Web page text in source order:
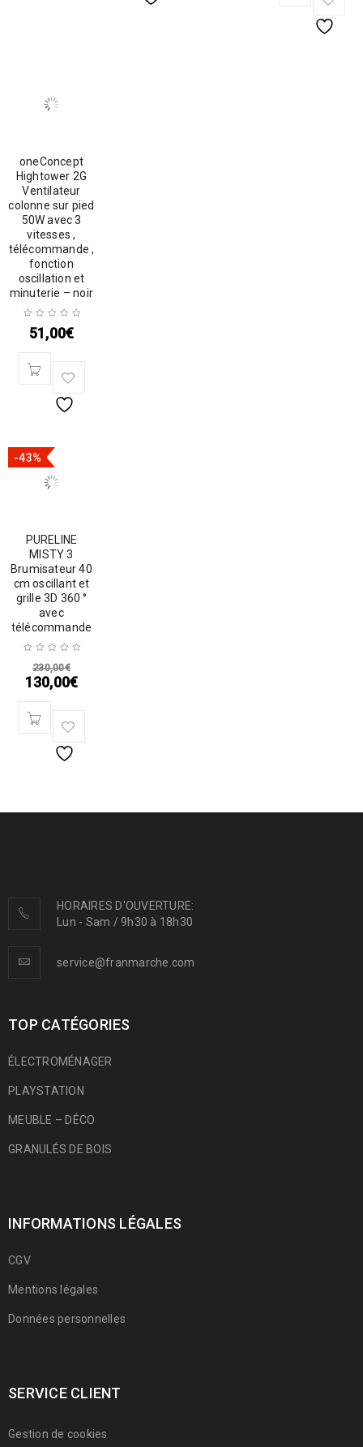
oneConcept
Hightower 2G
Ventilateur
colonne sur pied
50W avec 3
vitesses ,
télécommande ,
fonction
oscillation et
minuterie – noir
51,00€
-43%
PURELINE
MISTY 3
Brumisateur 40
cm oscillant et
grille 3D 360 °
avec
télécommande
230,00€
130,00€
HORAIRES D'OUVERTURE:
Lun - Sam / 9h30 à 18h30
service@franmarche.com
TOP CATÉGORIES
ÉLECTROMÉNAGER
PLAYSTATION
MEUBLE – DÉCO
GRANULÉS DE BOIS
INFORMATIONS LÉGALES
CGV
Mentions légales
Données personnelles
SERVICE CLIENT
Gestion de cookies